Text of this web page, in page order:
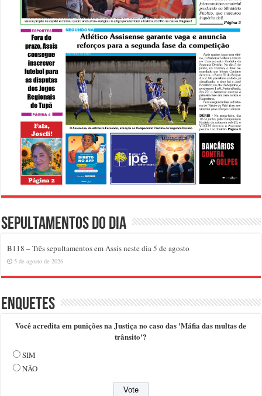
Sepultamentos do dia
B118 – Três sepultamentos em Assis neste dia 5 de agosto
5 de agosto de 2026
Enquetes
Você acredita em punições na Justiça no caso das 'Máfia das multas de
trânsito'?
SIM
NÃO